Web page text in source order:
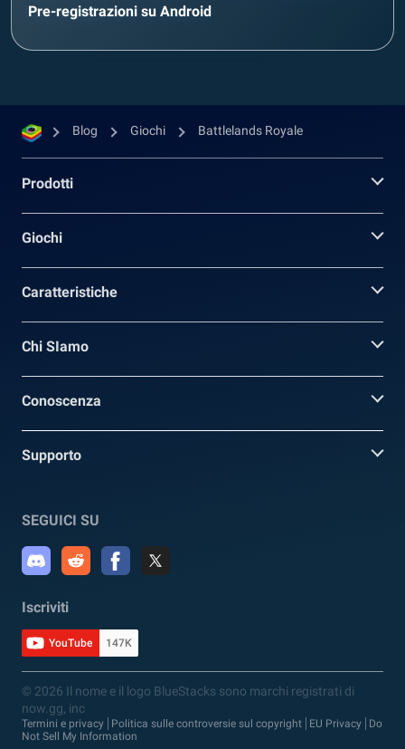
Pre-registrazioni su Android
Blog Giochi Battlelands Royale
Prodotti
Giochi
Caratteristiche
Chi SIamo
Conoscenza
Supporto
SEGUICI SU
Iscriviti
YouTube 147K
© 2026 Il nome e il logo BlueStacks sono marchi registrati di
now.gg, inc
Termini e privacy Politica sulle controversie sul copyright EU Privacy
Do
Not Sell My Information